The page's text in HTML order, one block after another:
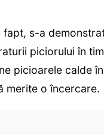
fapt, s-a
piciorului în
picioarele calde
merite o încercare.